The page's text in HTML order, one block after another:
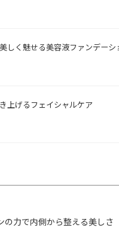
しく魅せる美容液ファンデーシ
上げるフェイシャルケア
の力で内側から整える美しさ